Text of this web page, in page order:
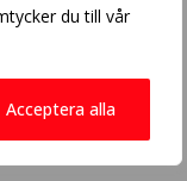
du till vår
Acceptera alla